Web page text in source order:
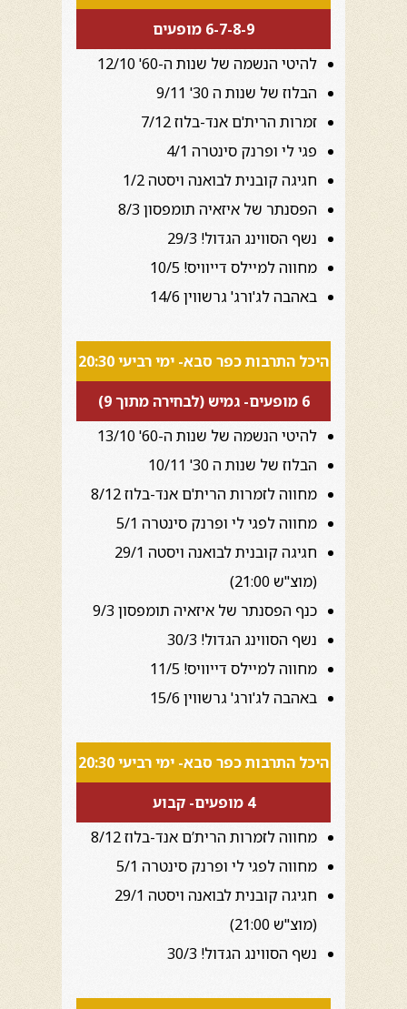
6-7-8-9 מופעים
להיטי הנשמה של שנות ה-60' 12/10
הבלוז של שנות ה 30' 9/11
זמרות הרית'ם אנד-בלוז 7/12
פגי לי ופרנק סינטרה 4/1
חגיגה קובנית לבואנה ויסטה 1/2
הפסנתר של איזאיה תומפסון 8/3
נשף הסווינג הגדול! 29/3
מחווה למיילס דייוויס! 10/5
באהבה לג'ורג' גרשווין 14/6
היכל התרבות כפר סבא- ימי רביעי 20:30
6 מופעים- גמיש (לבחירה מתוך 9)
להיטי הנשמה של שנות ה-60' 13/10
הבלוז של שנות ה 30' 10/11
מחווה לזמרות הרית'ם אנד-בלוז 8/12
מחווה לפגי לי ופרנק סינטרה 5/1
חגיגה קובנית לבואנה ויסטה 29/1
(מוצ"ש 21:00)
כנף הפסנתר של איזאיה תומפסון 9/3
נשף הסווינג הגדול! 30/3
מחווה למיילס דייוויס! 11/5
באהבה לג'ורג' גרשווין 15/6
היכל התרבות כפר סבא- ימי רביעי 20:30
4 מופעים- קבוע
מחווה לזמרות הרית’ם אנד-בלוז 8/12
מחווה לפגי לי ופרנק סינטרה 5/1
חגיגה קובנית לבואנה ויסטה 29/1
(מוצ"ש 21:00)
נשף הסווינג הגדול! 30/3